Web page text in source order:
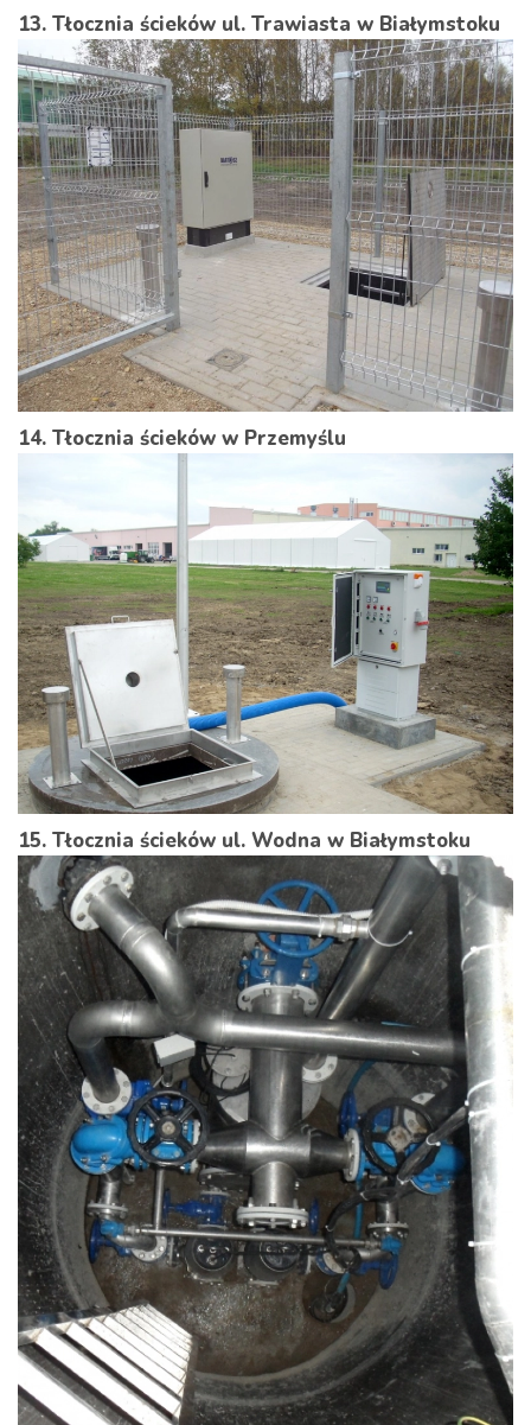
13. Tłocznia ścieków ul. Trawiasta w Białymstoku
14. Tłocznia ścieków w Przemyślu
15. Tłocznia ścieków ul. Wodna w Białymstoku